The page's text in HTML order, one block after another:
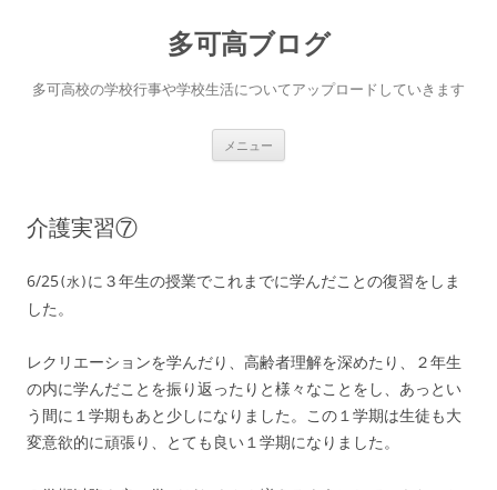
へ
ス
多可高ブログ
多可高校の学校行事や学校生活についてアップロードしていきます
メニュー
介護実習⑦
6/25(水) に３年生の授業でこれまでに学んだことの復習をしま
した。
レクリエーションを学んだり、高齢者理解を深めたり、２年生
の内に学んだことを振り返ったりと様々なことをし、あっとい
う間に１学期もあと少しになりました。この１学期は生徒も大
変意欲的に頑張り、とても良い１学期になりました。